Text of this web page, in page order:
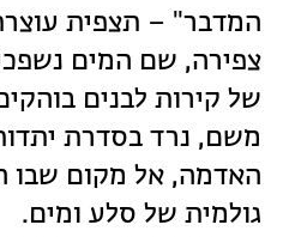
המדבר" – תצפית
צפירה, שם המים
של קירות לבנים
משם, נרד בסדרת
האדמה, אל מקום שבו
גולמית של סלע ומים.